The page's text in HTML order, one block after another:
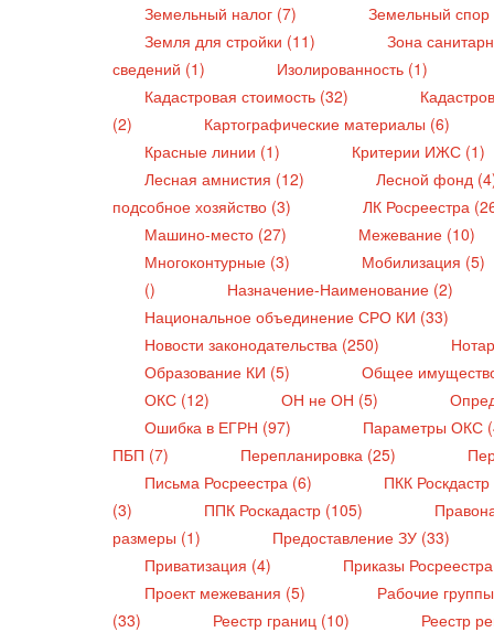
Земельный налог (7)
Земельный
Земля для стройки (11)
Зона
сведений (1)
Изолированность (1)
Кадастровая стоимость (32)
(2)
Картографические материалы (6)
Красные линии (1)
Критерии ИЖС (1)
Лесная амнистия (12)
Лесной фонд
подсобное хозяйство (3)
ЛК Росреестра
Машино-место (27)
Межевание (10)
Многоконтурные (3)
Мобилизация (5)
()
Назначение-Наименование (2)
Национальное объединение СРО КИ (33)
Новости законодательства (250)
Образование КИ (5)
Общее
ОКС (12)
ОН не ОН (5)
Ошибка в ЕГРН (97)
Параметры ОКС
ПБП (7)
Перепланировка (25)
Письма Росреестра (6)
ПКК
(3)
ППК Роскадастр (105)
размеры (1)
Предоставление ЗУ (33)
Приватизация (4)
Приказы
Проект межевания (5)
Рабочие
(33)
Реестр границ (10)
Реестр